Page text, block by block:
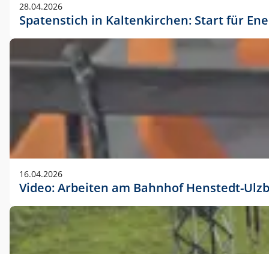
28.04.2026
Spatenstich in Kaltenkirchen: Start für
16.04.2026
Video: Arbeiten am Bahnhof Henstedt-